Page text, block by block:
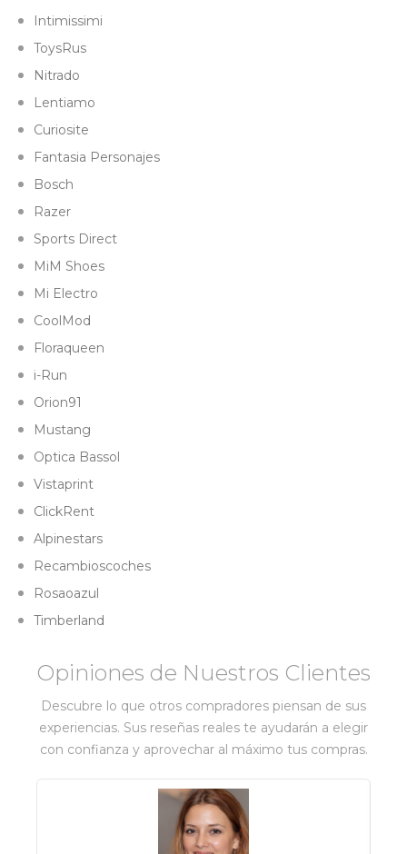
Intimissimi
ToysRus
Nitrado
Lentiamo
Curiosite
Fantasia Personajes
Bosch
Razer
Sports Direct
MiM Shoes
Mi Electro
CoolMod
Floraqueen
i-Run
Orion91
Mustang
Optica Bassol
Vistaprint
ClickRent
Alpinestars
Recambioscoches
Rosaoazul
Timberland
Opiniones de Nuestros Clientes
Descubre lo que otros compradores piensan de sus
experiencias. Sus reseñas reales te ayudarán a elegir
con confianza y aprovechar al máximo tus compras.